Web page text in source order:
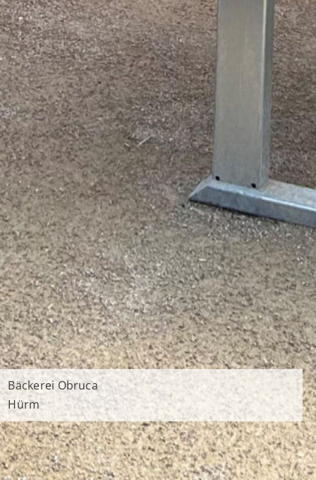
Bäckerei Obruca
Hürm